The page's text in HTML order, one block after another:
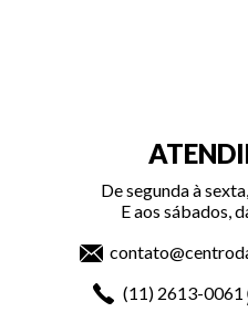
De segunda à
E aos sábados,
(11) 2613-0061